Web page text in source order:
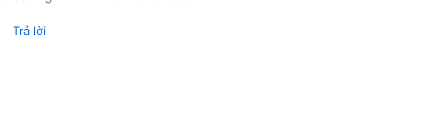
Trả lời